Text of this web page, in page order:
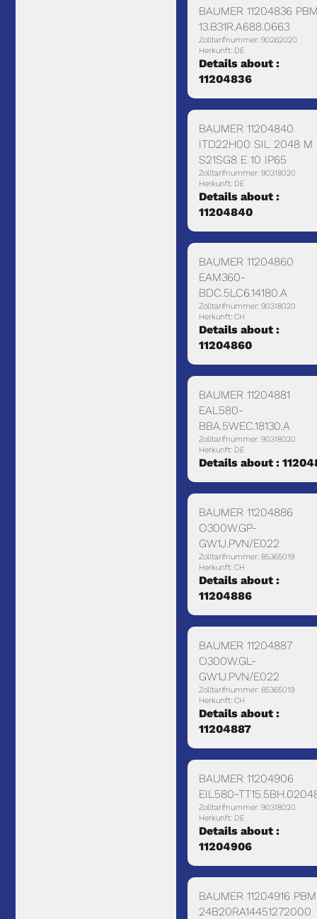
BAUMER 11204836
13.B31R.A688.0663
Zolltarifnummer: 90262020
Herkunft: DE
Details about :
11204836
BAUMER 11204840
ITD22H00 SIL 2048 M
S21SG8 E 10 IP65
Zolltarifnummer: 90318020
Herkunft: DE
Details about :
11204840
BAUMER 11204860
EAM360-
BDC.5LC6.14180.A
Zolltarifnummer: 90318020
Herkunft: CH
Details about :
11204860
BAUMER 11204881
EAL580-
BBA.5WEC.18130.A
Zolltarifnummer: 90318020
Herkunft: DE
Details about :
BAUMER 11204886
O300W.GP-
GW1J.PVN/E022
Zolltarifnummer: 85365019
Herkunft: CH
Details about :
11204886
BAUMER 11204887
O300W.GL-
GW1J.PVN/E022
Zolltarifnummer: 85365019
Herkunft: CH
Details about :
11204887
BAUMER 11204906
EIL580-
Zolltarifnummer: 90318020
Herkunft: DE
Details about :
11204906
BAUMER 11204916
24B20RA14451272000